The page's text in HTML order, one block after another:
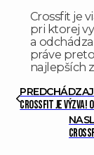
Crossfit je
pri ktorej
a
práve
najlepších
CrossFit je výzva!